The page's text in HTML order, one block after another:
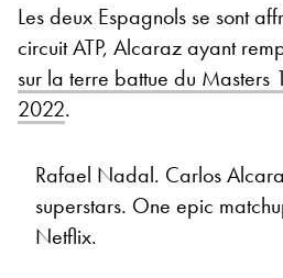
Les deux Espagnols se sont
circuit ATP, Alcaraz ayant
sur la terre battue du
2022.
Rafael Nadal. Carlos
superstars. One epic
Netflix.